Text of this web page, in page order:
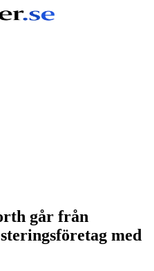
går från
med